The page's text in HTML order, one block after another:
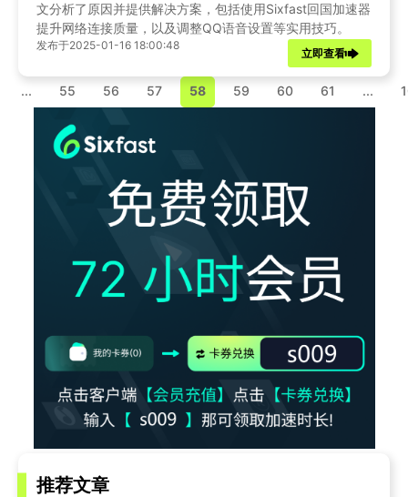
文分析了原因并提供解决方案，包括使用Sixfast回国加速器
提升网络连接质量，以及调整QQ语音设置等实用技巧。
发布于2025-01-16 18:00:48
立即查看
... 55 56 57 58 59 60 61 ...
推荐文章